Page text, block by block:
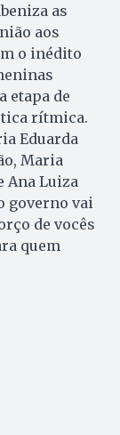
as
aos
o inédito
etapa de
rítmica.
Eduarda
Maria
Ana Luiza
governo vai
de vocês
quem